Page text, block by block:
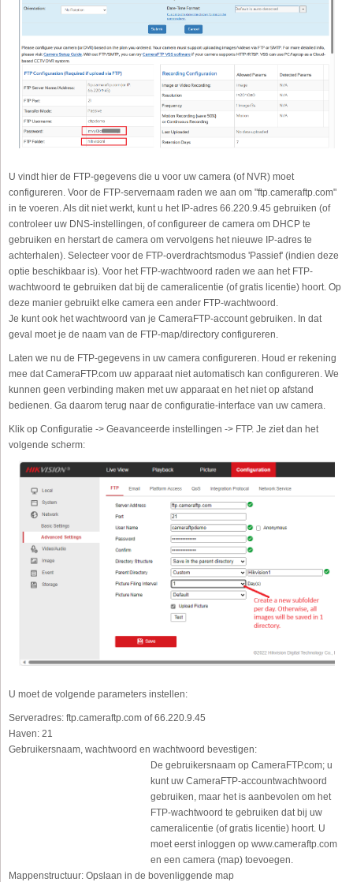
U vindt hier de FTP-gegevens die u voor uw camera (of NVR) moet
configureren. Voor de FTP-servernaam raden we aan om "ftp.cameraftp.com"
in te voeren. Als dit niet werkt, kunt u het IP-adres 66.220.9.45 gebruiken (of
controleer uw DNS-instellingen, of configureer de camera om DHCP te
gebruiken en herstart de camera om vervolgens het nieuwe IP-adres te
achterhalen). Selecteer voor de FTP-overdrachtsmodus 'Passief' (indien deze
optie beschikbaar is). Voor het FTP-wachtwoord raden we aan het FTP-
wachtwoord te gebruiken dat bij de cameralicentie (of gratis licentie) hoort. Op
deze manier gebruikt elke camera een ander FTP-wachtwoord.
Je kunt ook het wachtwoord van je CameraFTP-account gebruiken. In dat
geval moet je de naam van de FTP-map/directory configureren.
Laten we nu de FTP-gegevens in uw camera configureren. Houd er rekening
mee dat CameraFTP.com uw apparaat niet automatisch kan configureren. We
kunnen geen verbinding maken met uw apparaat en het niet op afstand
bedienen. Ga daarom terug naar de configuratie-interface van uw camera.
Klik op Configuratie -> Geavanceerde instellingen -> FTP. Je ziet dan het
volgende scherm:
U moet de volgende parameters instellen:
Serveradres: ftp.cameraftp.com of 66.220.9.45
Haven: 21
Gebruikersnaam, wachtwoord en wachtwoord bevestigen:
De gebruikersnaam op CameraFTP.com; u
kunt uw CameraFTP-accountwachtwoord
gebruiken, maar het is aanbevolen om het
FTP-wachtwoord te gebruiken dat bij uw
cameralicentie (of gratis licentie) hoort. U
moet eerst inloggen op www.cameraftp.com
en een camera (map) toevoegen.
Mappenstructuur: Opslaan in de bovenliggende map